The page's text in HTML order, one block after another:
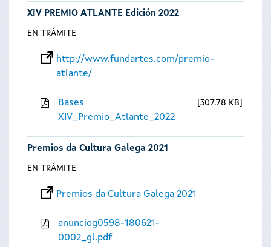
XIV PREMIO ATLANTE Edición 2022
EN TRÁMITE
http://www.fundartes.com/premio-
atlante/
Bases
XIV_Premio_Atlante_2022
307.78 KB
Premios da Cultura Galega 2021
EN TRÁMITE
Premios da Cultura Galega 2021
anunciog0598-180621-
0002_gl.pdf